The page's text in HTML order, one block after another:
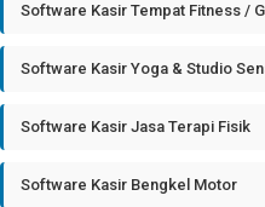
Software Kasir Tempat Fitness /
Software Kasir Yoga & Studio
Software Kasir Jasa Terapi Fisik
Software Kasir Bengkel Motor